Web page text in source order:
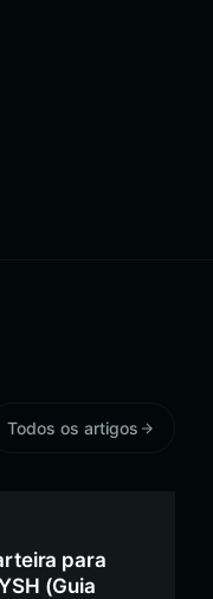
Todos os artigos
para
(Guia